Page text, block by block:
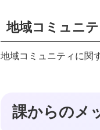
地域コミュニ
地域コミュニティに関
課からのメ